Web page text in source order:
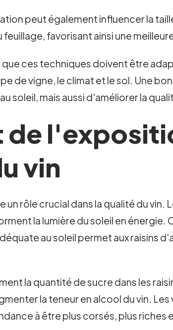
peut également influencer la
favorisant ainsi une
ces techniques doivent être
de vigne, le climat et le sol. Une
soleil, mais aussi d'améliorer la
vin
un rôle crucial dans la qualité du
la lumière du soleil en
au soleil permet aux raisins
la quantité de sucre dans les
la teneur en alcool du vin.
à être plus corsés, plus